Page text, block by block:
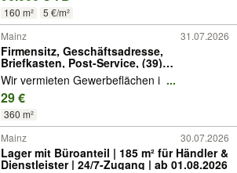
160 m² 5 €/m²
Mainz 31.07.2026
Firmensitz, Geschäftsadresse,
Briefkasten, Post-Service, (39)
Coworking+optional Einzel-Büro
Wir vermieten Gewerbeflächen i ...
29 €
360 m²
Mainz 30.07.2026
Lager mit Büroanteil | 185 m² für Händler &
Dienstleister | 24/7-Zugang | ab 01.08.2026